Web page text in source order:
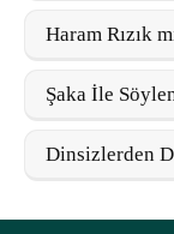
Haram Rızık
Şaka İle
Dinsizlerden